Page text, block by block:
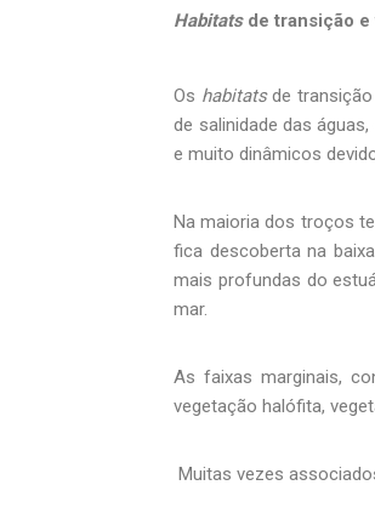
Habitatsde transição e
Os habitatsde
de salinidade das
e muito dinâmicos
Na maioria dos troços
fica descoberta na
mais profundas do
mar.
As faixas marginais,
vegetação halófita,
Muitas vezes